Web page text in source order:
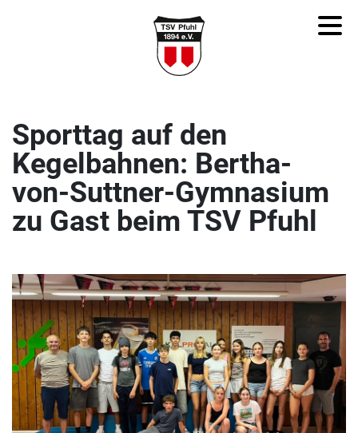
Sporttag auf den
Kegelbahnen: Bertha-
von-Suttner-Gymnasium
zu Gast beim TSV Pfuhl